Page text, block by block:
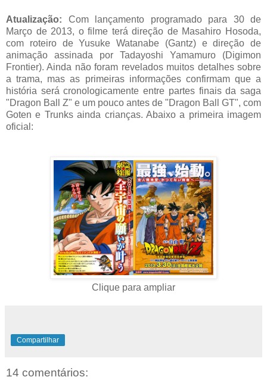
Atualização: Com lançamento programado para 30 de
Março de 2013, o filme terá direção de Masahiro Hosoda,
com roteiro de Yusuke Watanabe (Gantz) e direção de
animação assinada por Tadayoshi Yamamuro (Digimon
Frontier). Ainda não foram revelados muitos detalhes sobre
a trama, mas as primeiras informações confirmam que a
história será cronologicamente entre partes finais da saga
"Dragon Ball Z" e um pouco antes de "Dragon Ball GT", com
Goten e Trunks ainda crianças. Abaixo a primeira imagem
oficial:
Clique para ampliar
Compartilhar
14 comentários: